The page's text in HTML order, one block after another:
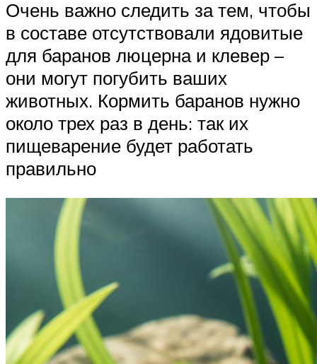
Очень важно следить за тем, чтобы
в составе отсутствовали ядовитые
для баранов люцерна и клевер –
они могут погубить ваших
животных. Кормить баранов нужно
около трех раз в день: так их
пищеварение будет работать
правильно